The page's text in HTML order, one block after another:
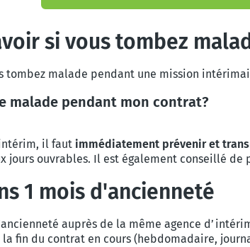
si vous tombez
tombez malade pendant une mission
malade pendant mon contrat?
il faut immédiatement prévenir et
jours ouvrables. Il est également conseillé de
1 mois d'ancienneté
auprès de la même agence
la fin du contrat en cours (hebdomadaire,